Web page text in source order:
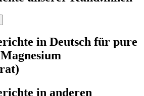
in Deutsch für pure
in anderen